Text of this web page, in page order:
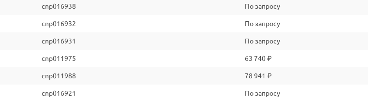
cnp016938 По запросу
cnp016932 По запросу
cnp016931 По запросу
cnp011975 63 740 ₽
cnp011988 78 941 ₽
cnp016921 По запросу